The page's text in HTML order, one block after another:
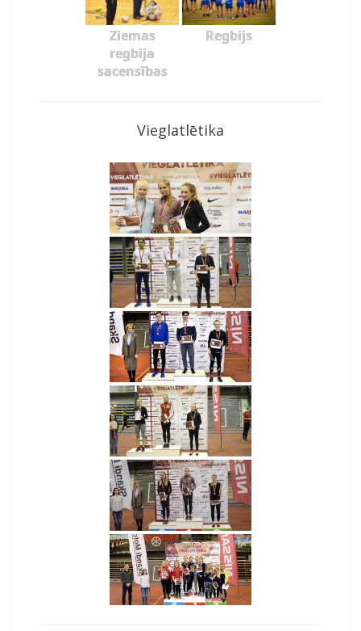
Ziemas
regbija
sacensības
Regbijs
Vieglatlētika